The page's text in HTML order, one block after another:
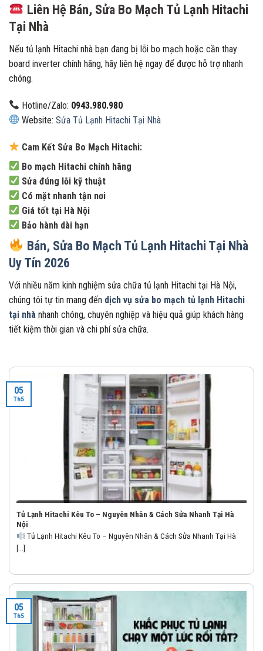
Liên Hệ Bán, Sửa Bo Mạch Tủ Lạnh Hitachi
Tại Nhà
Nếu tủ lạnh Hitachi nhà bạn đang bị lỗi bo mạch hoặc cần thay
board inverter chính hãng, hãy liên hệ ngay để được hỗ trợ nhanh
chóng.
Hotline/Zalo: 0943.980.980
Website:Sửa Tủ Lạnh Hitachi Tại Nhà
Cam Kết Sửa Bo Mạch Hitachi:
Bo mạch Hitachi chính hãng
Sửa đúng lỗi kỹ thuật
Có mặt nhanh tận nơi
Giá tốt tại Hà Nội
Bảo hành dài hạn
Bán, Sửa Bo Mạch Tủ Lạnh Hitachi Tại Nhà
Uy Tín 2026
Với nhiều năm kinh nghiệm sửa chữa tủ lạnh Hitachi tại Hà Nội,
chúng tôi tự tin mang đến dịch vụ sửa bo mạch tủ lạnh Hitachi
tại nhà nhanh chóng, chuyên nghiệp và hiệu quả giúp khách hàng
tiết kiệm thời gian và chi phí sửa chữa.
Tủ Lạnh Hitachi Kêu To – Nguyên Nhân & Cách Sửa Nhanh Tại Hà
Nội
Tủ Lạnh Hitachi Kêu To – Nguyên Nhân & Cách Sửa Nhanh Tại Hà
[...]
05
Th5
05
Th5